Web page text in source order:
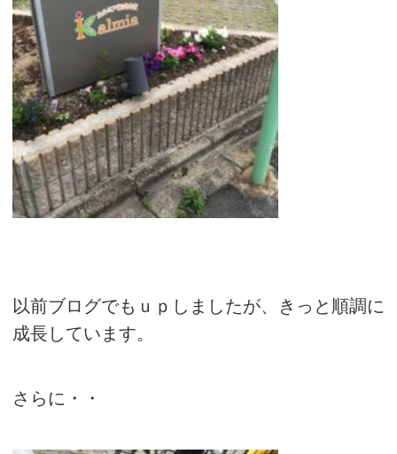
以前ブログでもｕｐしましたが、きっと順調に
成長しています。
さらに・・